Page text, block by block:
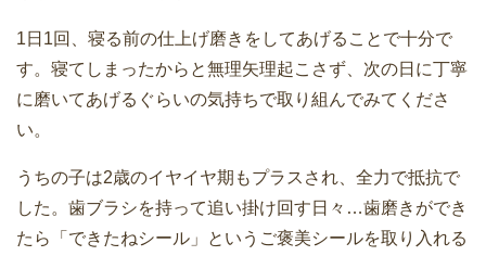
1日1回、寝る前の仕上げ磨きをしてあげることで十分で
す。寝てしまったからと無理矢理起こさず、次の日に丁寧
に磨いてあげるぐらいの気持ちで取り組んでみてくださ
い。
うちの子は2歳のイヤイヤ期もプラスされ、全力で抵抗で
した。歯ブラシを持って追い掛け回す日々…歯磨きができ
たら「できたねシール」というご褒美シールを取り入れる